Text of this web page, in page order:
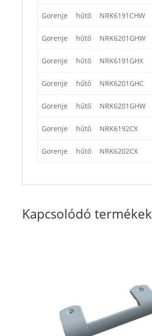
Gorenje hűtő NRK6191CHW
Gorenje hűtő NRK6201GHW
Gorenje hűtő NRK6191GHX
Gorenje hűtő NRK6201GHC
Gorenje hűtő NRK6201GHW
Gorenje hűtő NRK6192CX
Gorenje hűtő NRK6202CX
Kapcsolódó termékek